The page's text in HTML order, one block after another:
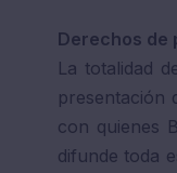
Derechos de
La totalidad
presentación
con quienes
difunde toda